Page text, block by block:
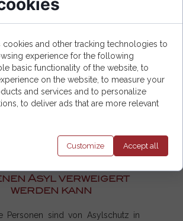
ist entscheidend für Menschen, die
Durch die Erfüllung der
und eine korrekte
können Asylsuchende in
Zuflucht finden und ihr Leben neu
Für weiterführende Informationen
(IGI) wenden.
Asyl verweigert
werden kann
Personen sind von Asylschutz in
cookies and other tracking technologies to
experience for the following
basic functionality of the website, to
on the website, to measure your
and services and to personalize
to deliver ads that are more relevant
Customize Accept all